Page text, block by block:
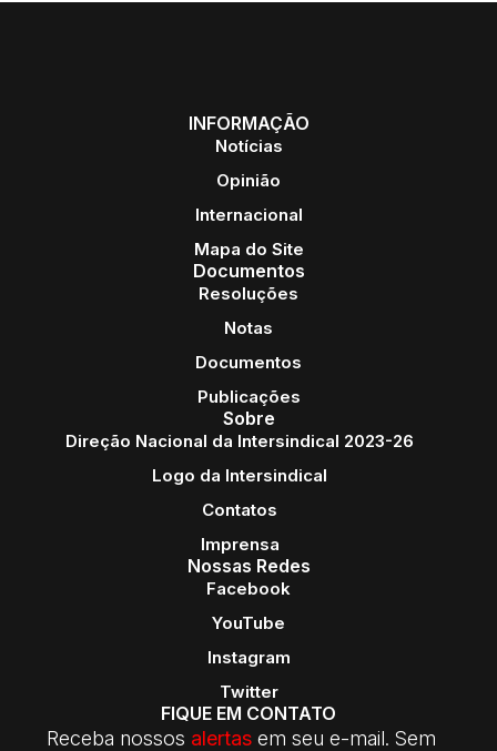
INFORMAÇÃO
Notícias
Opinião
Internacional
Mapa do Site
Documentos
Resoluções
Notas
Documentos
Publicações
Sobre
Direção Nacional da Intersindical 2023-26
Logo da Intersindical
Contatos
Imprensa
Nossas Redes
Facebook
YouTube
Instagram
Twitter
FIQUE EM CONTATO
Receba nossos alertas em seu e-mail. Sem